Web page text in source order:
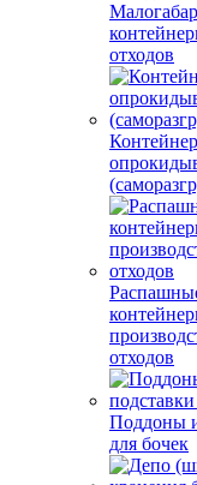
отходов
отходов
Поддоны
для бочек